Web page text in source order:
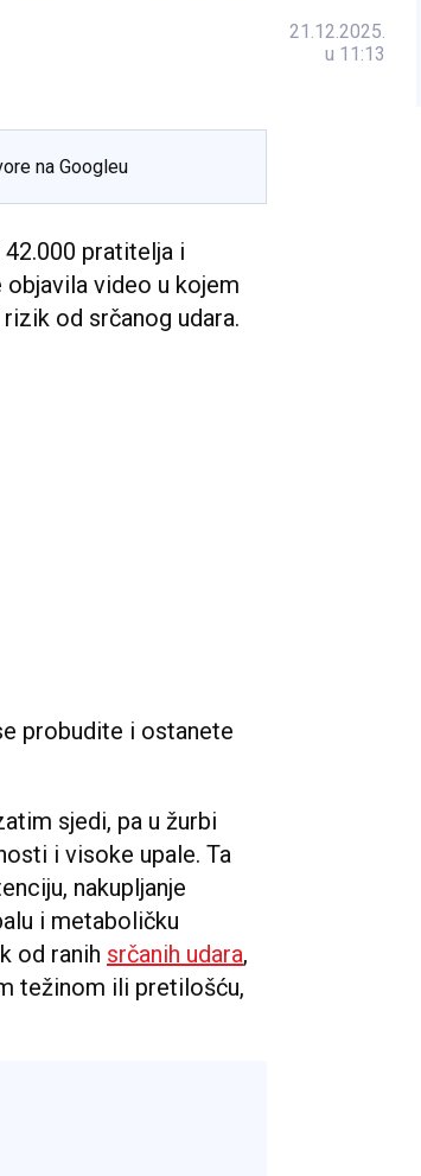
21.12.2025.
u 11:13
na Googleu
42.000 pratitelja i
video u kojem
od srčanog udara.
probudite i ostanete
sjedi, pa u žurbi
i visoke upale. Ta
nakupljanje
i metaboličku
od ranih srčanih udara,
težinom ili pretilošću,